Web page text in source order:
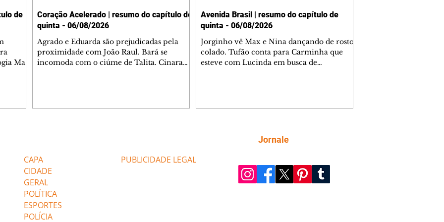
de
Mau
Coração Acelerado | resumo do capítulo de
quinta - 06/08/2026
Agrado e Eduarda são prejudicadas pela
proximidade com João Raul. Bará se
incomoda com o ciúme de Talita. Cinara
ajudar João Raul sem prejudicar a amiga.
Avenida Brasil | resumo do capítulo de
quinta - 06/08/2026
Jorginho vê Max e Nina dançando de rosto
colado. Tufão conta para Carminha que
esteve com Lucinda em busca de
Verônica e Noêmia perseguem Cadinho na
praia deserta. Dolores sugere que Roni peça
fugir da praia
CAPA
CIDADE
GERAL
POLÍTICA
ESPORTES
POLÍCIA
PUBLICIDADE LEGAL
Jornale